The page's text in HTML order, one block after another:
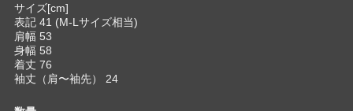
サイズ[cm]
表記 41 (M-Lサイズ相当)
肩幅 53
身幅 58
着丈 76
袖丈（肩〜袖先） 24